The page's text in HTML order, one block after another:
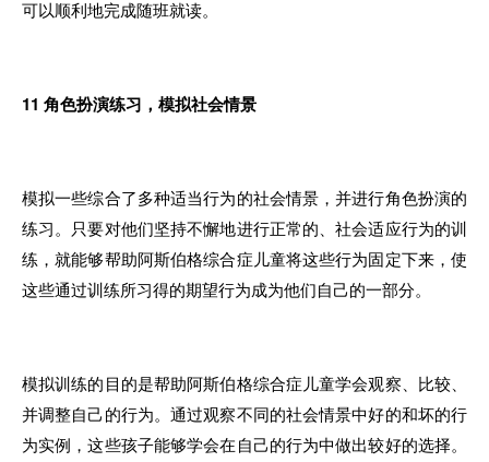
可以顺利地完成随班就读。
11 角色扮演练习，模拟社会情景
模拟一些综合了多种适当行为的社会情景，并进行角色扮演的
练习。只要对他们坚持不懈地进行正常的、社会适应行为的训
练，就能够帮助阿斯伯格综合症儿童将这些行为固定下来，使
这些通过训练所习得的期望行为成为他们自己的一部分。
模拟训练的目的是帮助阿斯伯格综合症儿童学会观察、比较、
并调整自己的行为。通过观察不同的社会情景中好的和坏的行
为实例，这些孩子能够学会在自己的行为中做出较好的选择。